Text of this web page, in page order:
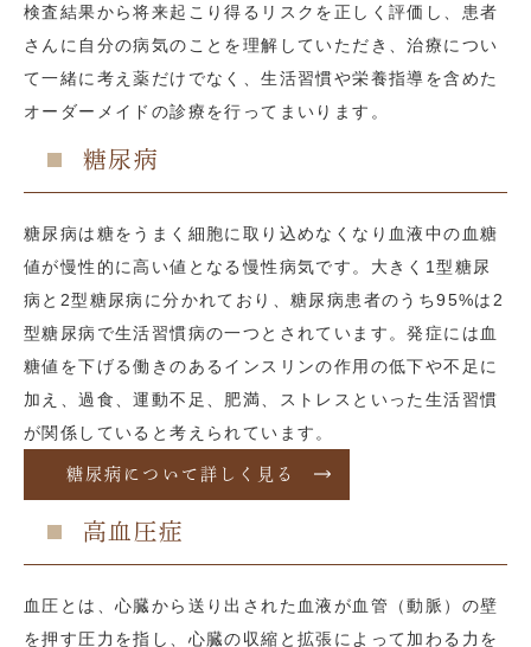
検査結果から将来起こり得るリスクを正しく評価し、患者
さんに自分の病気のことを理解していただき、治療につい
て一緒に考え薬だけでなく、生活習慣や栄養指導を含めた
オーダーメイドの診療を行ってまいります。
糖尿病
糖尿病は糖をうまく細胞に取り込めなくなり血液中の血糖
値が慢性的に高い値となる慢性病気です。大きく1型糖尿
病と2型糖尿病に分かれており、糖尿病患者のうち95%は2
型糖尿病で生活習慣病の一つとされています。発症には血
糖値を下げる働きのあるインスリンの作用の低下や不足に
加え、過食、運動不足、肥満、ストレスといった生活習慣
が関係していると考えられています。
糖尿病について詳しく見る
高血圧症
血圧とは、心臓から送り出された血液が血管（動脈）の壁
を押す圧力を指し、心臓の収縮と拡張によって加わる力を